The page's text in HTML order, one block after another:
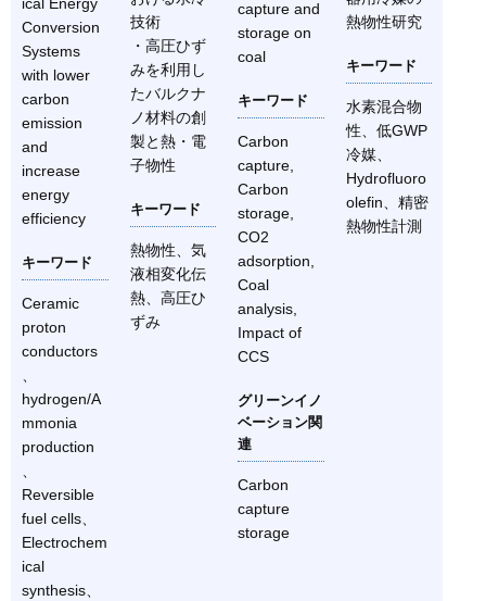
ical Energy
Conversion
Systems
with lower
carbon
emission
and
increase
energy
efficiency
キーワード
Ceramic
proton
conductors
、
hydrogen/A
mmonia
production
、
Reversible
fuel cells、
Electrochem
ical
synthesis、
技術
・高圧ひず
みを利用し
たバルクナ
ノ材料の創
製と熱・電
子物性
キーワード
熱物性、気
液相変化伝
熱、高圧ひ
ずみ
capture and
storage on
coal
キーワード
Carbon
capture,
Carbon
storage,
CO2
adsorption,
Coal
analysis,
Impact of
CCS
グリーンイノ
ベーション関
連
Carbon
capture
storage
熱物性研究
キーワード
水素混合物
性、低GWP
冷媒、
Hydrofluoro
olefin、精密
熱物性計測